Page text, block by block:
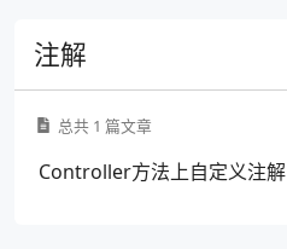
注解
总共 1 篇文章
Controller方法上自定义注解